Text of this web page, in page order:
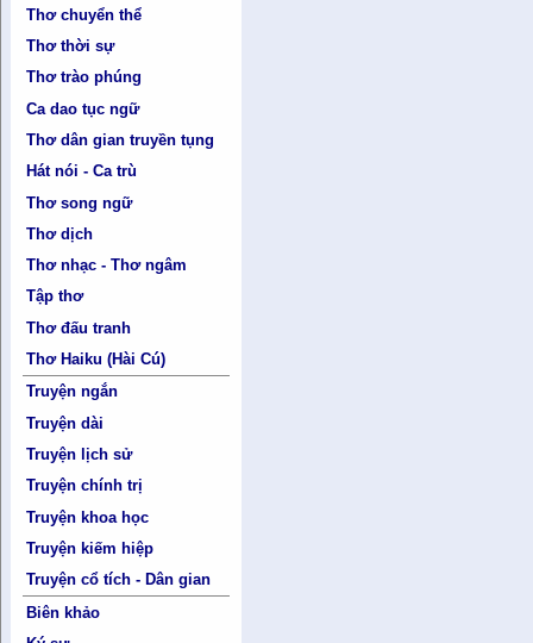
Thơ chuyển thể
Thơ thời sự
Thơ trào phúng
Ca dao tục ngữ
Thơ dân gian truyền tụng
Hát nói - Ca trù
Thơ song ngữ
Thơ dịch
Thơ nhạc - Thơ ngâm
Tập thơ
Thơ đấu tranh
Thơ Haiku (Hài Cú)
Truyện ngắn
Truyện dài
Truyện lịch sử
Truyện chính trị
Truyện khoa học
Truyện kiếm hiệp
Truyện cổ tích - Dân gian
Biên khảo